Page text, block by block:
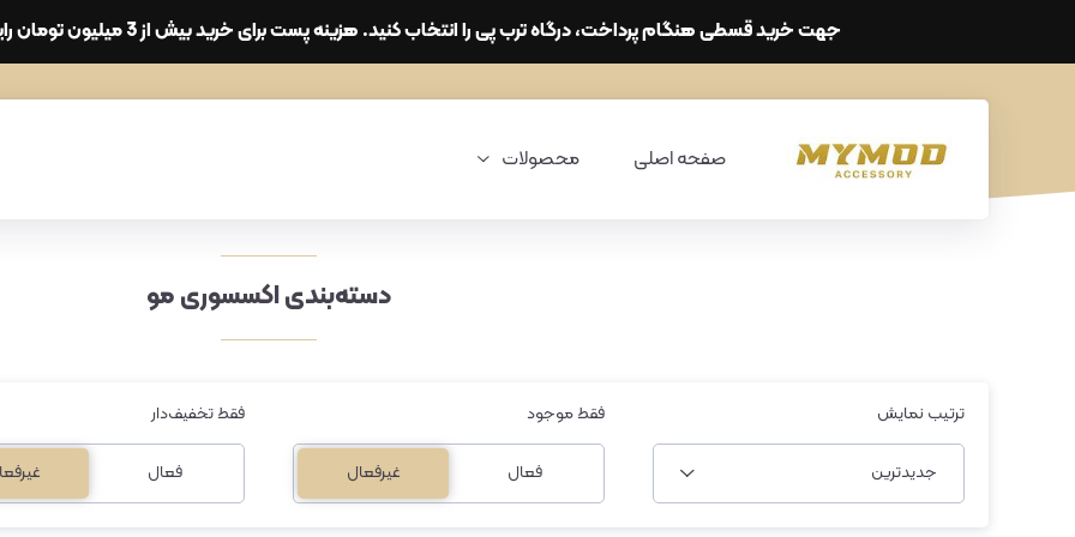
جهت خرید قسطی هنگام پرداخت، درگاه ترب پی را انتخاب کنید. هزینه پست برای خرید بیش از 3 میلیون تومان رایگان می‌باشد. نظر بدهید تخفیف بگیرید.
صفحه اصلی محصولات
دسته‌بندی اکسسوری مو
ترتیب نمایش
جدیدترین
فقط موجود
فعال غیرفعال
فقط تخفیف‌دار
فعال